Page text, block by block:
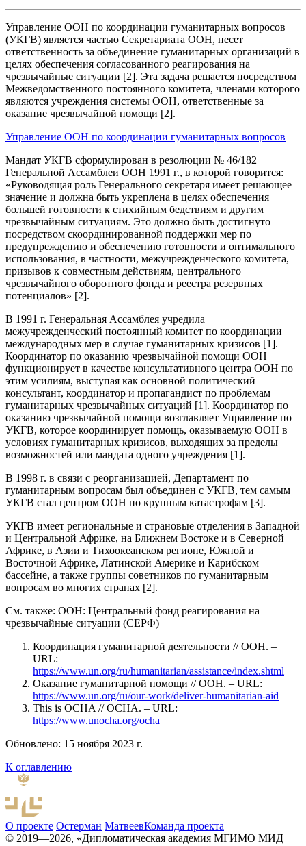
Управление ООН по координации гуманитарных вопросов
(УКГВ) является частью Секретариата ООН, несет
ответственность за объединение гуманитарных организаций в
целях обеспечения согласованного реагирования на
чрезвычайные ситуации [2]. Эта задача решается посредством
Межведомственного постоянного комитета, членами которого
являются учреждения системы ООН, ответственные за
оказание чрезвычайной помощи [2].
Управление ООН по координации гуманитарных вопросов
Мандат УКГВ сформулирован в резолюции № 46/182
Генеральной Ассамблеи ООН 1991 г., в которой говорится:
«Руководящая роль Генерального секретаря имеет решающее
значение и должна быть укреплена в целях обеспечения
большей готовности к стихийным бедствиям и другим
чрезвычайным ситуациям. Это должно быть достигнуто
посредством скоординированной поддержки мер по
предупреждению и обеспечению готовности и оптимального
использования, в частности, межучрежденческого комитета,
призывов к совместным действиям, центрального
чрезвычайного оборотного фонда и реестра резервных
потенциалов» [2].
В 1991 г. Генеральная Ассамблея учредила
межучрежденческий постоянный комитет по координации
международных мер в случае гуманитарных кризисов [1].
Координатор по оказанию чрезвычайной помощи ООН
функционирует в качестве консультативного центра ООН по
этим усилиям, выступая как основной политический
консультант, координатор и пропагандист по проблемам
гуманитарных чрезвычайных ситуаций [1]. Координатор по
оказанию чрезвычайной помощи возглавляет Управление по
УКГВ, которое координирует помощь, оказываемую ООН в
условиях гуманитарных кризисов, выходящих за пределы
возможностей или мандата одного учреждения [1].
В 1998 г. в связи с реорганизацией, Департамент по
гуманитарным вопросам был объединен с УКГВ, тем самым
УКГВ стал центром ООН по крупным катастрофам [3].
УКГВ имеет региональные и страновые отделения в Западной
и Центральной Африке, на Ближнем Востоке и в Северной
Африке, в Азии и Тихоокеанском регионе, Южной и
Восточной Африке, Латинской Америке и Карибском
бассейне, а также группы советников по гуманитарным
вопросам во многих странах [2].
См. также: ООН: Центральный фонд реагирования на
чрезвычайные ситуации (СЕРФ)
Координация гуманитарной деятельности // ООН. –
URL:
https://www.un.org/ru/humanitarian/assistance/index.shtml
Оказание гуманитарной помощи // ООН. – URL:
https://www.un.org/ru/our-work/deliver-humanitarian-aid
This is OCHA // OCHA. – URL:
https://www.unocha.org/ocha
Обновлено: 15 ноября 2023 г.
К оглавлению
О проекте Остерман МатвеевКоманда проекта
© 2019—2026, «Дипломатическая академия МГИМО МИД